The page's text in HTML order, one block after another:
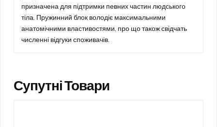
призначена для підтримки певних частин людського
тіла. Пружинний блок володіє максимальними
анатомічними властивостями, про що також свідчать
численні відгуки споживачів.
Супутні Товари